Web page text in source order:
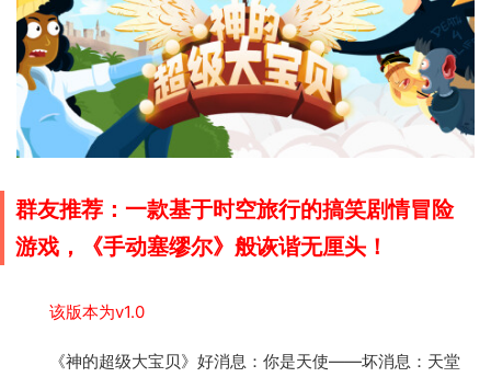
群友推荐：一款基于时空旅行的搞笑剧情冒险
游戏，《手动塞缪尔》般诙谐无厘头！
该版本为v1.0
《神的超级大宝贝》好消息：你是天使——坏消息：天堂